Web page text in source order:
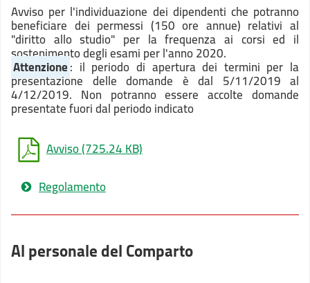
Avviso per l'individuazione dei dipendenti che potranno
beneficiare dei permessi (150 ore annue) relativi al
"diritto allo studio" per la frequenza ai corsi ed il
sostenimento degli esami per l'anno 2020.
Attenzione: il periodo di apertura dei termini per la
presentazione delle domande è dal 5/11/2019 al
4/12/2019. Non potranno essere accolte domande
presentate fuori dal periodo indicato
Avviso(725.24 KB)
Regolamento
Al personale del Comparto